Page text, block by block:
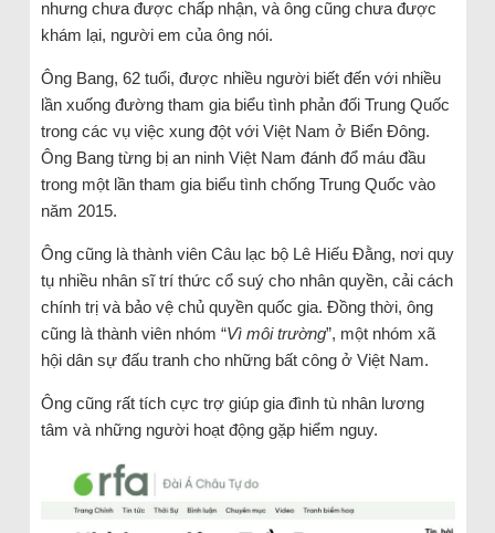
nhưng chưa được chấp nhận, và ông cũng chưa được
khám lại, người em của ông nói.
Ông Bang, 62 tuổi, được nhiều người biết đến với nhiều
lần xuống đường tham gia biểu tình phản đối Trung Quốc
trong các vụ việc xung đột với Việt Nam ở Biển Đông.
Ông Bang từng bị an ninh Việt Nam đánh đổ máu đầu
trong một lần tham gia biểu tình chống Trung Quốc vào
năm 2015.
Ông cũng là thành viên Câu lạc bộ Lê Hiếu Đằng, nơi quy
tụ nhiều nhân sĩ trí thức cổ suý cho nhân quyền, cải cách
chính trị và bảo vệ chủ quyền quốc gia. Đồng thời, ông
cũng là thành viên nhóm “Vì môi trường”, một nhóm xã
hội dân sự đấu tranh cho những bất công ở Việt Nam.
Ông cũng rất tích cực trợ giúp gia đình tù nhân lương
tâm và những người hoạt động gặp hiểm nguy.